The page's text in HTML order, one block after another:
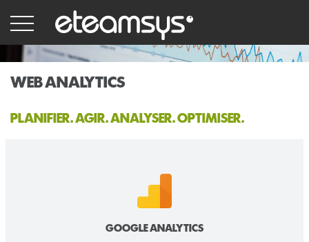
content
WEB ANALYTICS
PLANIFIER. AGIR. ANALYSER. OPTIMISER.
GOOGLE ANALYTICS